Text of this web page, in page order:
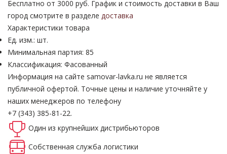
Бесплатно от 3000 руб. График и стоимость доставки в Ваш
город смотрите в разделе доставка
Характеристики товара
Ед. изм.: шт.
Минимальная партия: 85
Классификация: Фасованный
Информация на сайте samovar-lavka.ru не является
публичной офертой. Точные цены и наличие уточняйте у
наших менеджеров по телефону
+7 (343) 385-81-22.
Один из крупнейших дистрибьюторов
Собственная служба логистики